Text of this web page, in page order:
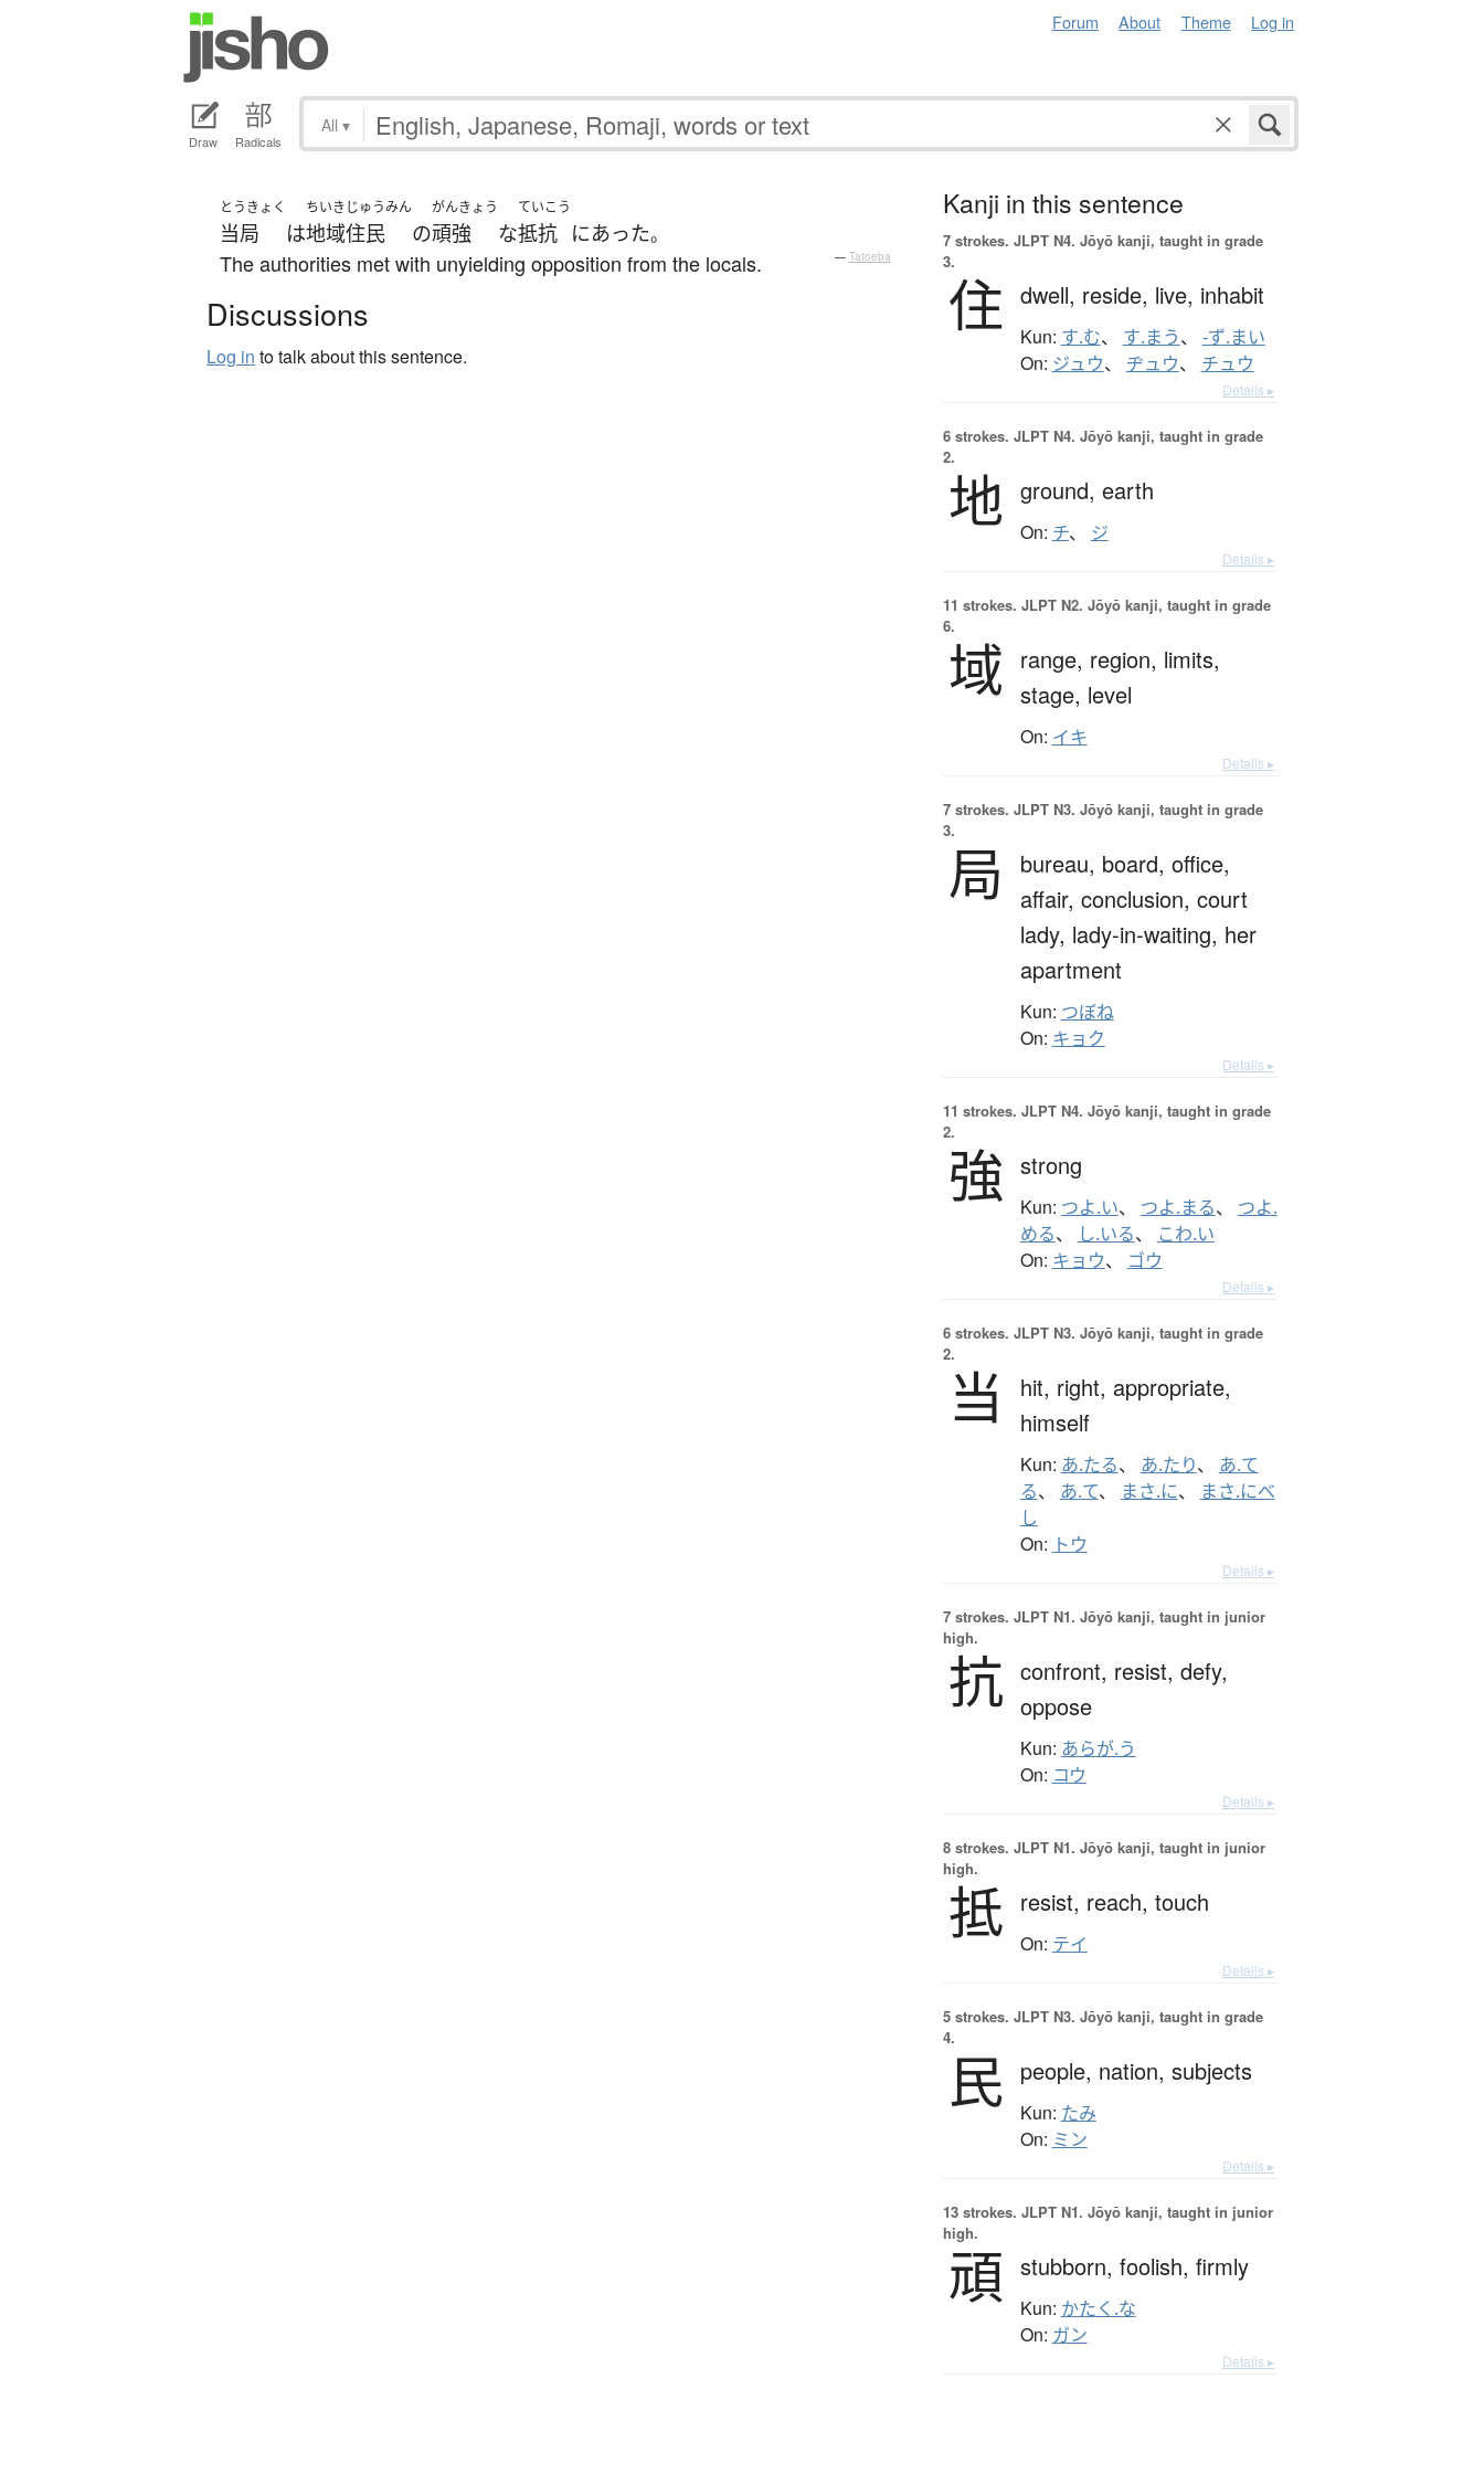
Forum About Theme Log in
Draw Radicals
All ▾
とうきょく
当局 は
ちいきじゅうみん
地域住民 の
がんきょう
頑強 な
ていこう
抵抗 にあった。
The authorities met with unyielding opposition from the locals. — Tatoeba
Discussions
Log in to talk about this sentence.
Kanji in this sentence
7 strokes. JLPT N4. Jōyō kanji, taught in grade
3.
住 dwell, reside, live, inhabit
Kun: す.む、 す.まう、 -ず.まい
On: ジュウ、 ヂュウ、 チュウ
Details ▸
6 strokes. JLPT N4. Jōyō kanji, taught in grade
2.
地 ground, earth
On: チ、 ジ
Details ▸
11 strokes. JLPT N2. Jōyō kanji, taught in grade
6.
域 range, region, limits,
stage, level
On: イキ
Details ▸
7 strokes. JLPT N3. Jōyō kanji, taught in grade
3.
局 bureau, board, office,
affair, conclusion, court
lady, lady-in-waiting, her
apartment
Kun: つぼね
On: キョク
Details ▸
11 strokes. JLPT N4. Jōyō kanji, taught in grade
2.
強 strong
Kun: つよ.い、 つよ.まる、 つよ.
める、 し.いる、 こわ.い
On: キョウ、 ゴウ
Details ▸
6 strokes. JLPT N3. Jōyō kanji, taught in grade
2.
当 hit, right, appropriate,
himself
Kun: あ.たる、 あ.たり、 あ.て
る、 あ.て、 まさ.に、
まさ.にべ
し
On: トウ
Details ▸
7 strokes. JLPT N1. Jōyō kanji, taught in junior
high.
抗 confront, resist, defy,
oppose
Kun: あらが.う
On: コウ
Details ▸
8 strokes. JLPT N1. Jōyō kanji, taught in junior
high.
抵 resist, reach, touch
On: テイ
Details ▸
5 strokes. JLPT N3. Jōyō kanji, taught in grade
4.
民 people, nation, subjects
Kun: たみ
On: ミン
Details ▸
13 strokes. JLPT N1. Jōyō kanji, taught in junior
high.
頑 stubborn, foolish, firmly
Kun: かたく.な
On: ガン
Details ▸